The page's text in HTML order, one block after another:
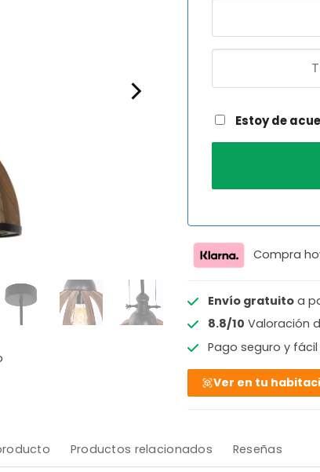
Estoy de
Compra
Envío gratuitoa
8.8/10 Valoración
Pago seguro y fácil
Ver en tu
Productos relacionados Reseñas